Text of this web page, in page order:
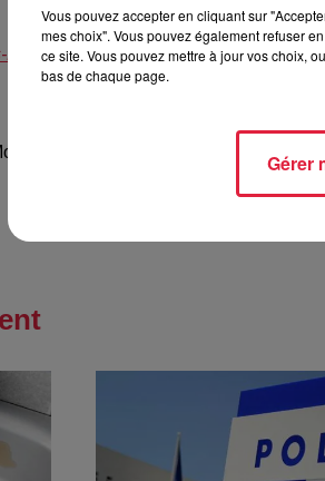
RhinsurMardi 16 mars 2021
: 10 mai 2021 à 11h10 Céline
Vous pouvez accepter en cliquant sur
mes choix". Vous pouvez également refuser
ce site. Vous pouvez mettre à jour vos choix,
bas de chaque page.
Gérer